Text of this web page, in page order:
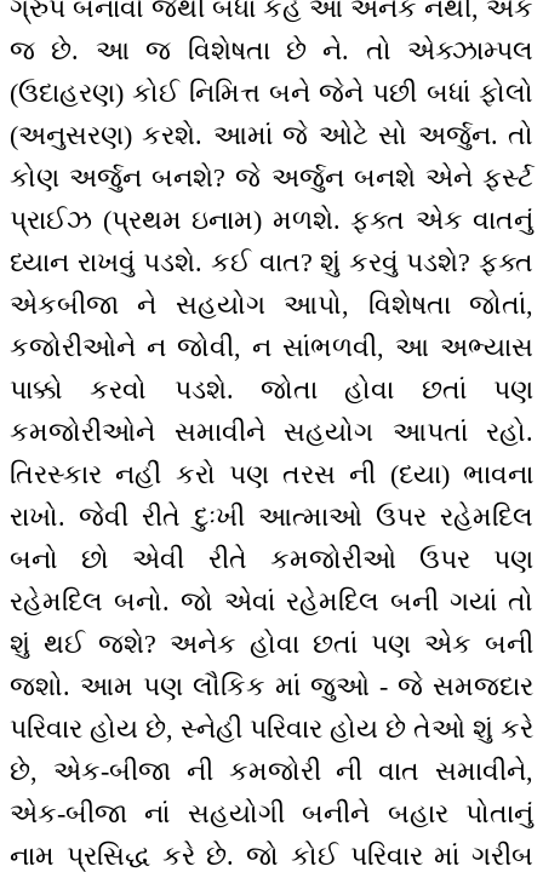
ગ્રુપ બનાવો જેથી બધાં કહે આ અનેક નથી, એક
જ છે. આ જ વિશેષતા છે ને. તો એક્ઝામ્પલ
(ઉદાહરણ) કોઈ નિમિત્ત બને જેને પછી બધાં ફોલો
(અનુસરણ) કરશે. આમાં જે ઓટે સો અર્જુન. તો
કોણ અર્જુન બનશે? જે અર્જુન બનશે એને ફર્સ્ટ
પ્રાઈઝ (પ્રથમ ઇનામ) મળશે. ફક્ત એક વાતનું
ધ્યાન રાખવું પડશે. કઈ વાત? શું કરવું પડશે? ફક્ત
એકબીજા ને સહયોગ આપો, વિશેષતા જોતાં,
કજોરીઓને ન જોવી, ન સાંભળવી, આ અભ્યાસ
પાક્કો કરવો પડશે. જોતા હોવા છતાં પણ
કમજોરીઓને સમાવીને સહયોગ આપતાં રહો.
તિરસ્કાર નહીં કરો પણ તરસ ની (દયા) ભાવના
રાખો. જેવી રીતે દુઃખી આત્માઓ ઉપર રહેમદિલ
બનો છો એવી રીતે કમજોરીઓ ઉપર પણ
રહેમદિલ બનો. જો એવાં રહેમદિલ બની ગયાં તો
શું થઈ જશે? અનેક હોવા છતાં પણ એક બની
જશો. આમ પણ લૌકિક માં જુઓ - જે સમજદાર
પરિવાર હોય છે, સ્નેહી પરિવાર હોય છે તેઓ શું કરે
છે, એક-બીજા ની કમજોરી ની વાત સમાવીને,
એક-બીજા નાં સહયોગી બનીને બહાર પોતાનું
નામ પ્રસિદ્ધ કરે છે. જો કોઈ પરિવાર માં ગરીબ